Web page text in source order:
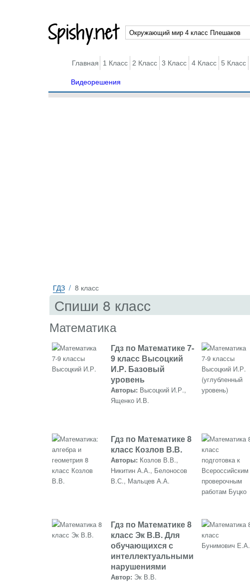
Spishy.net
Главная 1 Класс 2 Класс 3 Класс 4 Класс 5 Класс
Видеорешения
ГДЗ 8 класс
Спиши 8 класс
Математика
Гдз по Математике 7-
9 класс Высоцкий
И.Р. Базовый
уровень
Авторы: Высоцкий И.Р.,
Ященко И.В.
Гдз по Математике 8
класс Козлов В.В.
Авторы: Козлов В.В.,
Никитин А.А., Белоносов
В.С., Мальцев А.А.
Гдз по Математике 8
класс Эк В.В. Для
обучающихся с
интеллектуальными
нарушениями
Автор: Эк В.В.